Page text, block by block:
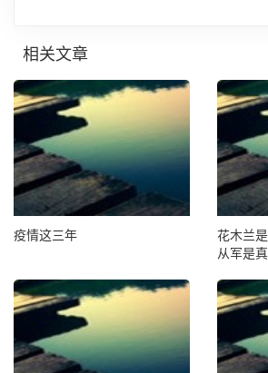
相关文章
疫情这三年
花木兰
从军是